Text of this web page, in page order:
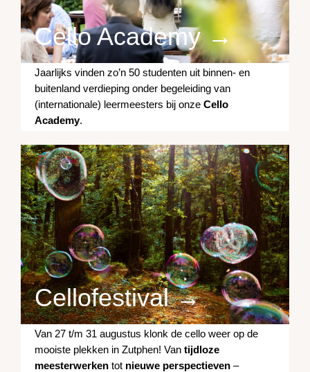
Cello Academy →
Jaarlijks vinden zo’n 50 studenten uit binnen- en
buitenland verdieping onder begeleiding van
(internationale) leermeesters bij onze Cello
Academy.
Cellofestival →
Van 27 t/m 31 augustus klonk de cello weer op de
mooiste plekken in Zutphen! Van tijdloze
meesterwerken tot nieuwe perspectieven –